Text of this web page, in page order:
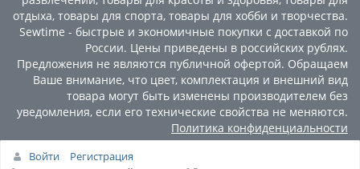
отдыха, товары для спорта, товары для хобби и творчества.
Sewtime - быстрые и экономичные покупки с доставкой по
России. Цены приведены в российских рублях.
Предложения не являются публичной офертой. Обращаем
Ваше внимание, что цвет, комплектация и внешний вид
товара могут быть изменены производителем без
уведомления, если его технические свойства не меняются.
Политика конфиденциальности
Войти
Регистрация